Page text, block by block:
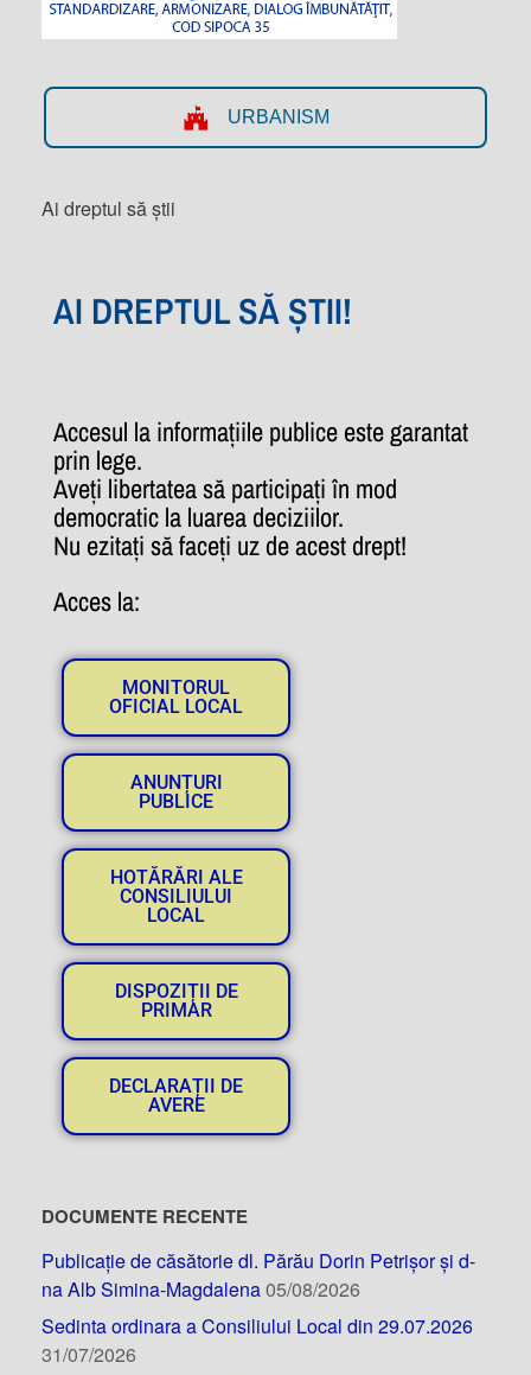
URBANISM
Ai dreptul să știi
AI DREPTUL SĂ ȘTII!
Accesul la informațiile publice este garantat
prin lege.
Aveți libertatea să participați în mod
democratic la luarea deciziilor.
Nu ezitați să faceți uz de acest drept!
Acces la:
MONITORUL
OFICIAL LOCAL
ANUNȚURI
PUBLICE
HOTĂRĂRI ALE
CONSILIULUI
LOCAL
DISPOZIȚII DE
PRIMAR
DECLARAȚII DE
AVERE
DOCUMENTE RECENTE
Publicație de căsătorie dl. Părău Dorin Petrișor și d-
na Alb Simina-Magdalena05/08/2026
Sedinta ordinara a Consiliului Local din 29.07.2026
31/07/2026